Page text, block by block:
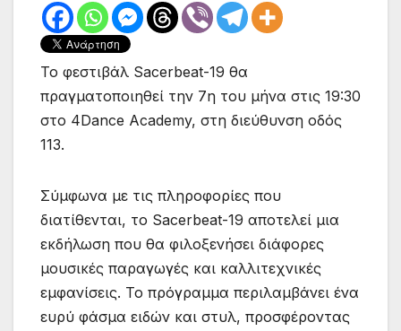
Το φεστιβάλ Sacerbeat-19 θα
πραγματοποιηθεί την 7η του μήνα στις 19:30
στο 4Dance Academy, στη διεύθυνση οδός
113.
Σύμφωνα με τις πληροφορίες που
διατίθενται, το Sacerbeat-19 αποτελεί μια
εκδήλωση που θα φιλοξενήσει διάφορες
μουσικές παραγωγές και καλλιτεχνικές
εμφανίσεις. Το πρόγραμμα περιλαμβάνει ένα
ευρύ φάσμα ειδών και στυλ, προσφέροντας